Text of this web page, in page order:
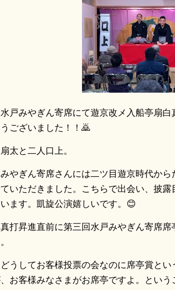
みやぎん寄席にて遊京改メ入船亭扇白
ございました！！🙇
と二人口上。
ぎん寄席さんには二ツ目遊京時代から
いただきました。こちらで出会い、披
ます。凱旋公演嬉しいです。😊
昇進直前に第三回水戸みやぎん寄席席
してお客様投票の会なのに席亭賞とい
お客様みなさまがお席亭ですよ。という